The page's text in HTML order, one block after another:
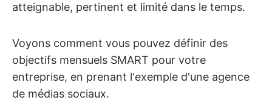
atteignable, pertinent et limité dans le temps.
Voyons comment vous pouvez définir des
objectifs mensuels SMART pour votre
entreprise, en prenant l'exemple d'une agence
de médias sociaux.